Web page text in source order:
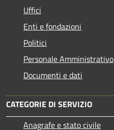
Uffici
Enti e fondazioni
Politici
Personale Amministrativo
Documenti e dati
CATEGORIE DI SERVIZIO
Anagrafe e stato civile